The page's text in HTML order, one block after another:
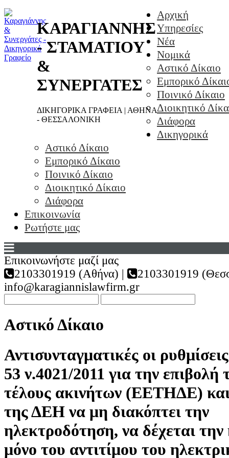
ΚΑΡΑΓΙΑΝΝΗΣ
- ΣΤΑΜΑΤΙΟΥ
&
ΣΥΝΕΡΓΑΤΕΣ
ΔΙΚΗΓΟΡΙΚΑ ΓΡΑΦΕΙΑ | ΑΘΗΝΑ
- ΘΕΣΣΑΛΟΝΙΚΗ
Αρχική
Υπηρεσίες
Νέα
Νομικά
Αστικό Δίκαιο
Εμπορικό
Ποινικό Δίκαιο
Διοικητικό
Διάφορα
Δικηγορικά
Αστικό Δίκαιο
Εμπορικό Δίκαιο
Ποινικό Δίκαιο
Διοικητικό Δίκαιο
Διάφορα
Επικοινωνία
Ρωτήστε μας
Επικοινωνήστε μαζί μας
2103301919 (Αθήνα) |
2103301919
info@karagiannislawfirm.gr
Αστικό Δίκαιο
Αντισυνταγματικές οι
53 ν.4021/2011 για την επιβολή
τέλους ακινήτων (ΕΕΤΗΔΕ)
της ΔΕΗ να μη διακόπτει την
ηλεκτροδότηση, να δέχεται
μόνο του αντιτίμου του